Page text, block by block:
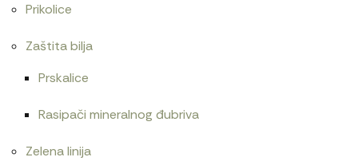
Prikolice
Zaštita bilja
Prskalice
Rasipači mineralnog đubriva
Zelena linija